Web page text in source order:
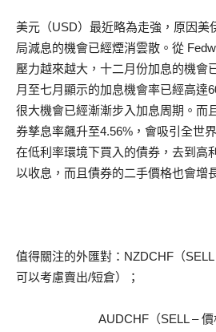
美元（USD）最近略為走強，原因美
局減息的機會已經煙消雲散。從
壓力越來越大，十二月份加息的機會
月至七月顯示的加息機會率已經高達
很大機會已經漸漸步入加息周期。而
券孳息率飆升至4.56%，會吸引全世
在低利率環境下買入的債券，去到高
以收息，而且債券的二手價格也會增
值得關注的外匯對：NZDCHF（
可以考慮賣出/短倉）；
AUDCHF（SELL – 價格在